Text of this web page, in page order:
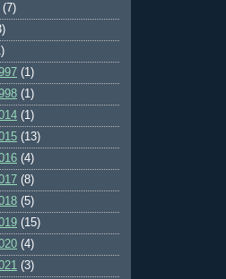
(7)
(1)
(1)
(1)
(13)
(4)
(8)
(5)
(15)
(4)
(3)